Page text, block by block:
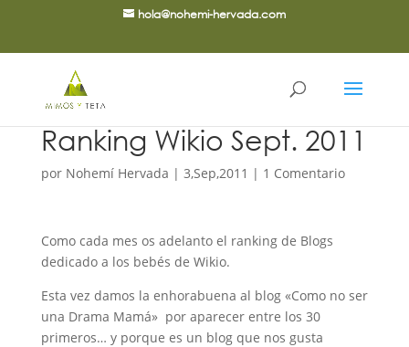
hola@nohemi-hervada.com
Ranking Wikio Sept. 2011
por Nohemí Hervada | 3,Sep,2011 | 1 Comentario
Como cada mes os adelanto el ranking de Blogs
dedicado a los bebés de Wikio.
Esta vez damos la enhorabuena al blog «Como no ser
una Drama Mamá» por aparecer entre los 30
primeros… y porque es un blog que nos gusta